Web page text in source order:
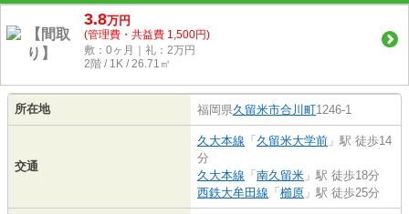
3.8万円
(管理費・共益費 1,500円)
敷：0ヶ月｜礼：2万円
2階 / 1K / 26.71㎡
所在地 福岡県久留米市合川町1246-1
交通
久大本線 「 久留米大学前 」駅 徒歩14
分
久大本線 「 南久留米 」駅 徒歩18分
西鉄大牟田線 「 櫛原 」駅 徒歩25分